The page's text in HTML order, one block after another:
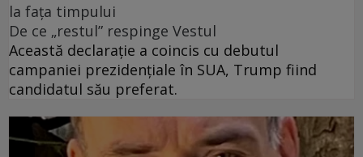
la fața timpului
De ce „restul” respinge Vestul
Această declarație a coincis cu debutul
campaniei prezidențiale în SUA, Trump fiind
candidatul său preferat.